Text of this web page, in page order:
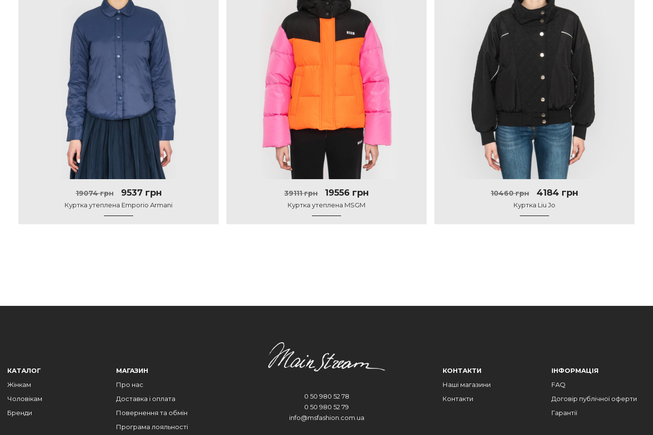
19074 грн 9537 грн
Куртка утеплена Emporio Armani
39111 грн 19556 грн
Куртка утеплена MSGM
10460 грн 4184 грн
Куртка Liu Jo
КАТАЛОГ
Жінкам
Чоловікам
Бренди
МАГАЗИН
Про нас
Доставка і оплата
Повернення та обмін
Програма лояльності
0 50 980 52 78
0 50 980 52 79
info@msfashion.com.ua
КОНТАКТИ
Наші магазини
Контакти
ІНФОРМАЦІЯ
FAQ
Договір публічної оферти
Гарантії